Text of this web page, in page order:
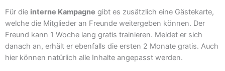
Für die interne Kampagne gibt es zusätzlich eine Gästekarte,
welche die Mitglieder an Freunde weitergeben können. Der
Freund kann 1 Woche lang gratis trainieren. Meldet er sich
danach an, erhält er ebenfalls die ersten 2 Monate gratis. Auch
hier können natürlich alle Inhalte angepasst werden.